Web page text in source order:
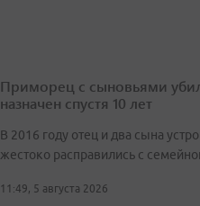
Приморец с сыновьями
назначен спустя 10 лет
В 2016 году отец и два сына
жестоко расправились с
11:49, 5 августа 2026